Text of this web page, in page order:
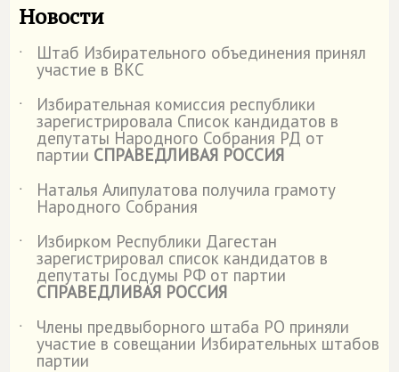
Новости
˙ Штаб Избирательного объединения принял
участие в ВКС
˙
Избирательная комиссия республики
зарегистрировала Список кандидатов в
депутаты Народного Собрания РД от
партии СПРАВЕДЛИВАЯ РОССИЯ
˙
Наталья Алипулатова получила грамоту
Народного Собрания
˙
Избирком Республики Дагестан
зарегистрировал список кандидатов в
депутаты Госдумы РФ от партии
СПРАВЕДЛИВАЯ РОССИЯ
˙
Члены предвыборного штаба РО приняли
участие в совещании Избирательных штабов
партии